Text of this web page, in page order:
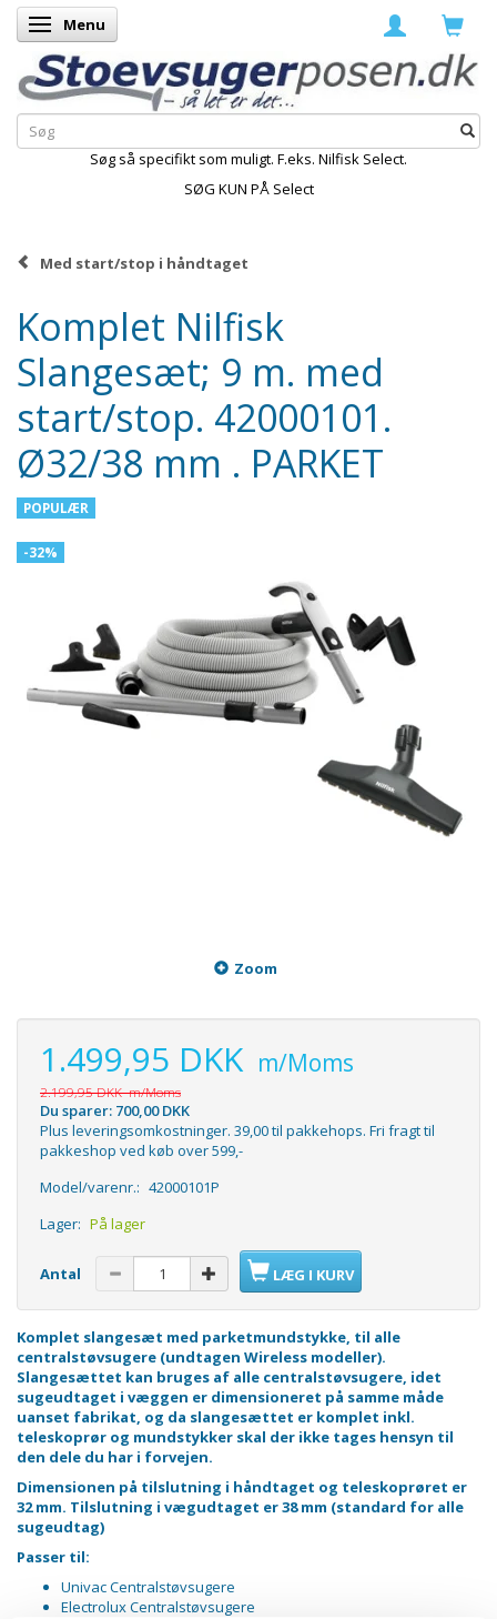
Skifte navigation
Menu
Søg så specifikt som muligt. F.eks. Nilfisk Select.
SØG KUN PÅ Select
Med start/stop i håndtaget
Komplet Nilfisk
Slangesæt; 9 m. med
start/stop. 42000101.
Ø32/38 mm . PARKET
POPULÆR
-32%
Zoom
1.499,95 DKK m/Moms
2.199,95 DKKm/Moms
Du sparer: 700,00 DKK
Plus leveringsomkostninger. 39,00 til pakkehops. Fri fragt til
pakkeshop ved køb over 599,-
Model/varenr.: 42000101P
Lager: På lager
Antal LÆG I KURV
Komplet slangesæt med parketmundstykke, til alle
centralstøvsugere (undtagen Wireless modeller).
Slangesættet kan bruges af alle centralstøvsugere, idet
sugeudtaget i væggen er dimensioneret på samme måde
uanset fabrikat, og da slangesættet er komplet inkl.
teleskoprør og mundstykker skal der ikke tages hensyn til
den dele du har i forvejen.
Dimensionen på tilslutning i håndtaget og teleskoprøret er
32 mm. Tilslutning i vægudtaget er 38 mm (standard for alle
sugeudtag)
Passer til:
Univac Centralstøvsugere
Electrolux Centralstøvsugere